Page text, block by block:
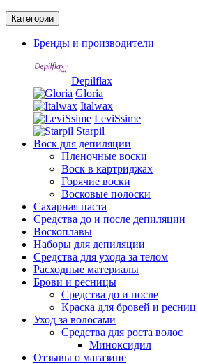
Категории
Бренды и производители
Depilflax
Gloria
Italwax
LeviSsime
Starpil
Воск для депиляции
Пленочные воски
Воск в картриджах
Горячие воски
Восковые полоски
Сахарная паста
Средства до и после депиляции
Воскоплавы
Наборы для депиляции
Средства для ухода за телом
Расходные материалы
Брови и ресницы
Средства до и после
Краска для бровей и ресниц
Уход за волосами
Средства для роста волос
Миноксидил
Отзывы о магазине